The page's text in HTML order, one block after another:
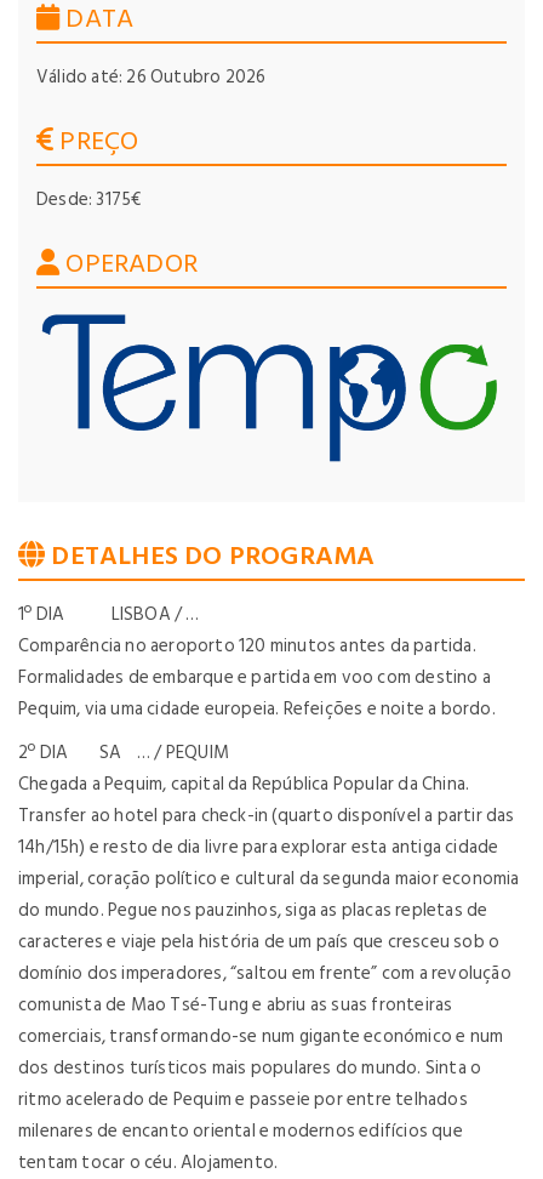
DATA
Válido até: 26 Outubro 2026
PREÇO
Desde: 3175€
OPERADOR
DETALHES DO PROGRAMA
1º DIA LISBOA / …
Comparência no aeroporto 120 minutos antes da partida.
Formalidades de embarque e partida em voo com destino a
Pequim, via uma cidade europeia. Refeições e noite a bordo.
2º DIA SA … / PEQUIM
Chegada a Pequim, capital da República Popular da China.
Transfer ao hotel para check-in (quarto disponível a partir das
14h/15h) e resto de dia livre para explorar esta antiga cidade
imperial, coração político e cultural da segunda maior economia
do mundo. Pegue nos pauzinhos, siga as placas repletas de
caracteres e viaje pela história de um país que cresceu sob o
domínio dos imperadores, “saltou em frente” com a revolução
comunista de Mao Tsé-Tung e abriu as suas fronteiras
comerciais, transformando-se num gigante económico e num
dos destinos turísticos mais populares do mundo. Sinta o
ritmo acelerado de Pequim e passeie por entre telhados
milenares de encanto oriental e modernos edifícios que
tentam tocar o céu. Alojamento.